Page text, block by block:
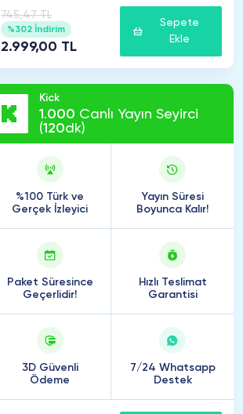
745,47 TL
%302 İndirim
2.999,00 TL
Sepete
Ekle
Kick
1 .000 Canlı Yayın Seyirci
(120dk)
%100 Türk ve
Gerçek İzleyici
Yayın Süresi
Boyunca Kalır!
Paket Süresince
Geçerlidir!
Hızlı Teslimat
Garantisi
3D Güvenli
Ödeme
7/24 Whatsapp
Destek